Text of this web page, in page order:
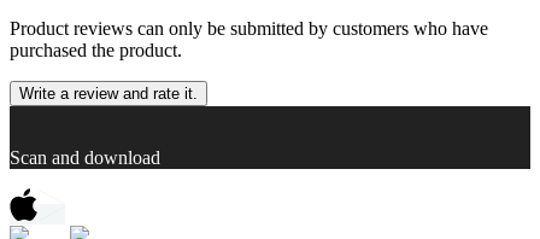
Product reviews can only be submitted by customers who have
purchased the product.
Write a review and rate it.
Scan and download